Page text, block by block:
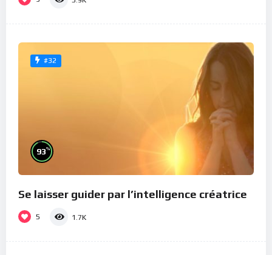
#32
93%
Se laisser guider par l’intelligence créatrice
5 1.7K